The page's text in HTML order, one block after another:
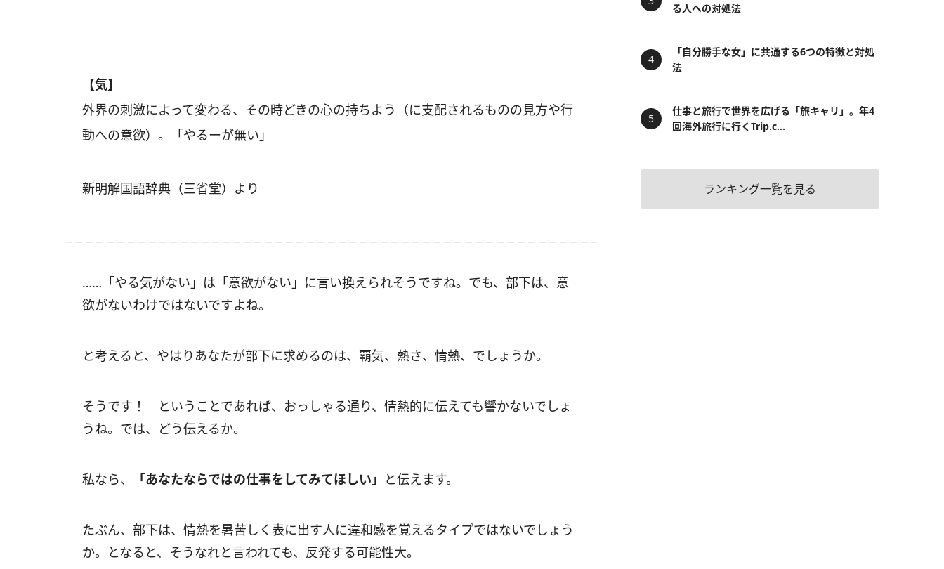
【気】
外界の刺激によって変わる、その時どきの心の持ちよう（に支配されるものの見方や行
動への意欲）。「やるーが無い」
新明解国語辞典（三省堂）より
……「やる気がない」は「意欲がない」に言い換えられそうですね。でも、部下は、意
欲がないわけではないですよね。
と考えると、やはりあなたが部下に求めるのは、覇気、熱さ、情熱、でしょうか。
そうです！ ということであれば、おっしゃる通り、情熱的に伝えても響かないでしょ
うね。では、どう伝えるか。
私なら、 「あなたならではの仕事をしてみてほしい」 と伝えます。
たぶん、部下は、情熱を暑苦しく表に出す人に違和感を覚えるタイプではないでしょう
か。となると、そうなれと言われても、反発する可能性大。
る人への対処法
「自分勝手な女」に共通する6つの特徴と対処
法
仕事と旅行で世界を広げる「旅キャリ」。年4
回海外旅行に行くTrip.c...
ランキング一覧を見る